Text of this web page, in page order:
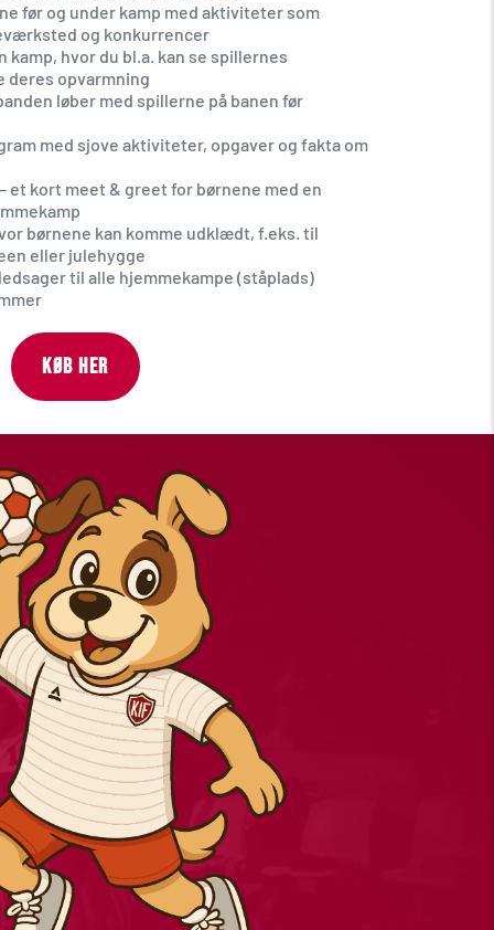
før og under kamp med aktiviteter som
og konkurrencer
kamp, hvor du bl.a. kan se spillernes
deres opvarmning
løber med spillerne på banen før
med sjove aktiviteter, opgaver og fakta om
et kort meet & greet for børnene med en
børnene kan komme udklædt, f.eks. til
eller julehygge
til alle hjemmekampe (ståplads)
KØB HER